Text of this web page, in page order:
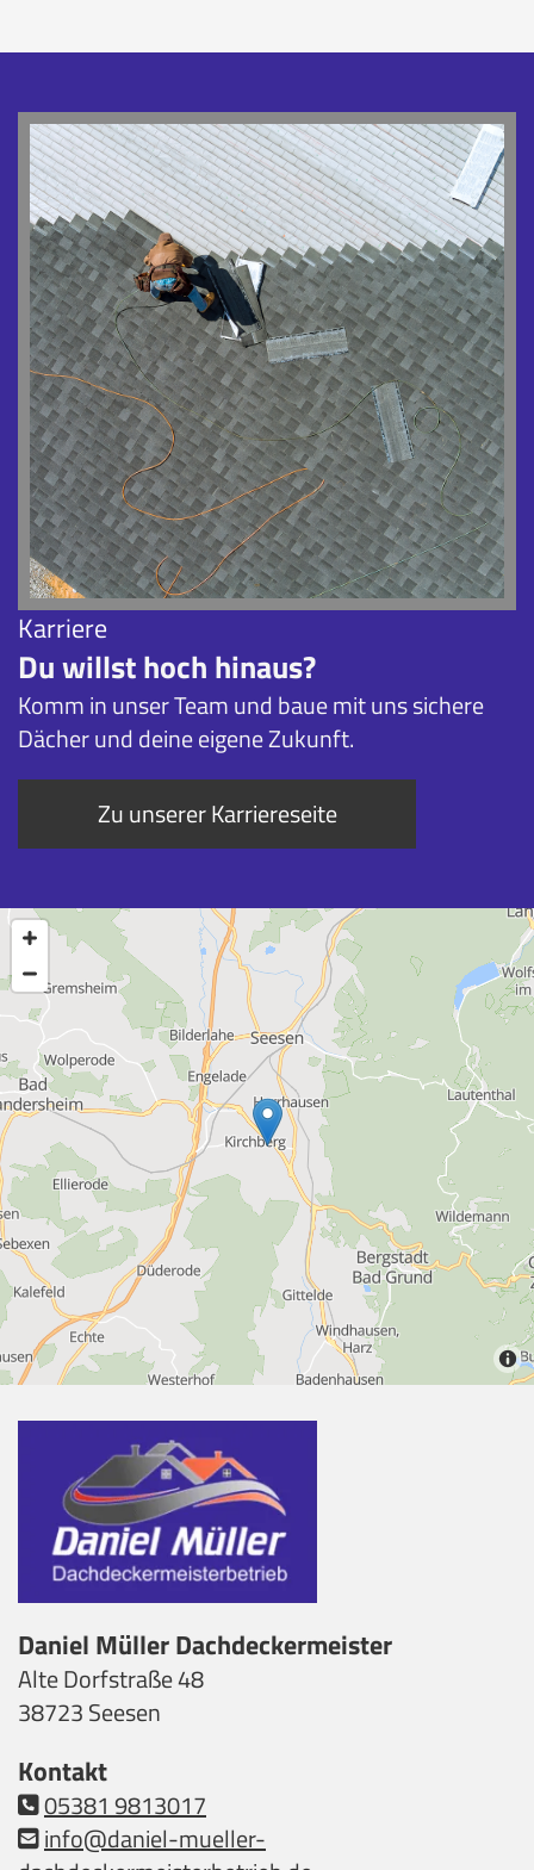
Karriere
Du willst hoch hinaus?
Komm in unser Team und baue mit uns sichere
Dächer und deine eigene Zukunft.
Zu unserer Karriereseite
Daniel Müller Dachdeckermeister
Alte Dorfstraße 48
38723 Seesen
Kontakt
05381 9813017
 info@daniel-mueller-